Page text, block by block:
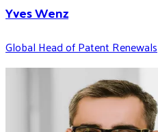
Yves Wenz
Global Head of Patent Renewals